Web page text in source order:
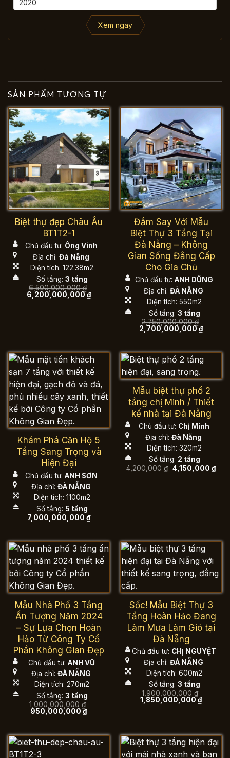
Xem ngay
SẢN PHẨM TƯƠNG TỰ
Biệt thự đẹp Châu Âu
BT1T2-1
Chủ đầu tư: Ông Vinh
Địa chỉ: Đà Nẵng
Diện tích: 122.38m2
Số tầng: 3 tầng
6,500,000,000₫
Giá
gốc
6,200,000,000₫Giá
hiện
6,200,000,000 ₫.
Đắm Say Với Mẫu
Biệt Thự 3 Tầng Tại
Đà Nẵng – Không
Gian Sống Đẳng Cấp
Cho Gia Chủ
Chủ đầu tư: ANH DŨNG
Địa chỉ: ĐÀ NẴNG
Diện tích: 550m2
Số tầng: 3 tầng
2,750,000,000₫
Giá
gốc
2,700,000,000₫Giá
Khám Phá Căn Hộ 5
Tầng Sang Trọng và
Hiện Đại
Chủ đầu tư: ANH SƠN
Địa chỉ: ĐÀ NẴNG
Diện tích: 1100m2
Số tầng: 5 tầng
7,000,000,000 ₫
Mẫu biệt thự phố 2
tầng chị Minh / Thiết
kế nhà tại Đà Nẵng
Chủ đầu tư: Chị Minh
Địa chỉ: Đà Nẵng
Diện tích: 320m2
Số tầng: 2 tầng
4,200,000₫ Giá
gốc
4,150,000 ₫Giá
hiện
Mẫu Nhà Phố 3 Tầng
Ấn Tượng Năm 2024
– Sự Lựa Chọn Hoàn
Hảo Từ Công Ty Cổ
Phần Không Gian Đẹp
Chủ đầu tư: ANH VŨ
Địa chỉ: ĐÀ NẴNG
Diện tích: 270m2
Số tầng: 3 tầng
1,000,000,000₫
Giá
950,000,000₫Giá
950,000,000 ₫.
Sốc! Mẫu Biệt Thự 3
Tầng Hoàn Hảo Đang
Làm Mưa Làm Gió tại
Đà Nẵng
Chủ đầu tư: CHỊ NGUYỆT
Địa chỉ: ĐÀ NẴNG
Diện tích: 600m2
Số tầng: 3 tầng
1,900,000,000₫
Giá
gốc
1,850,000,000₫Giá